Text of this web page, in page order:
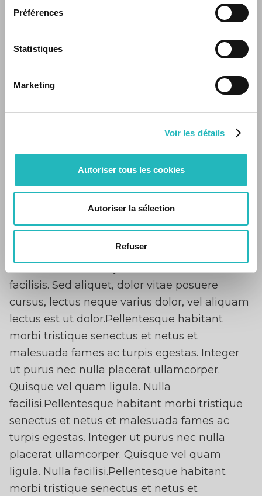
Préférences
Statistiques
Marketing
Voir les détails
Autoriser tous les cookies
Autoriser la sélection
Refuser
adipiscing elit. Proin eget justo ac velit laoreet
facilisis nec in tortor. In hac habitasse platea
facilisis. Sed aliquet, dolor vitae posuere
cursus, lectus neque varius dolor, vel aliquam
lectus est ut dolor.Pellentesque habitant
morbi tristique senectus et netus et
malesuada fames ac turpis egestas. Integer
ut purus nec nulla placerat ullamcorper.
Quisque vel quam ligula. Nulla
facilisi.Pellentesque habitant morbi tristique
senectus et netus et malesuada fames ac
turpis egestas. Integer ut purus nec nulla
placerat ullamcorper. Quisque vel quam
ligula. Nulla facilisi.Pellentesque habitant
morbi tristique senectus et netus et